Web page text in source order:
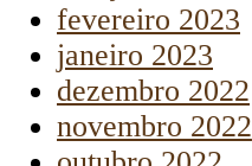
fevereiro 2023
janeiro 2023
dezembro 2022
novembro 2022